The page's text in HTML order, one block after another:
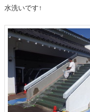
水洗いです↑